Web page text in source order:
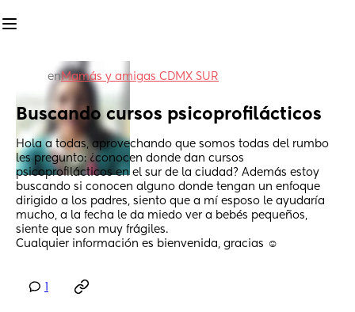
enMamás y amigas CDMX SUR
Buscando cursos psicoprofilácticos
Hola a todas, aprovechando que somos todas del rumbo
les pregunto: ¿conocen donde dan cursos
psicoprofilácticos en el sur de la ciudad? Además estoy
buscando si conocen alguno donde tengan un enfoque
dirigido a los padres, siento que a mí esposo le ayudaría
mucho, a la fecha le da miedo ver a bebés pequeños,
siente que son muy frágiles.
Cualquier información es bienvenida, gracias ☺️